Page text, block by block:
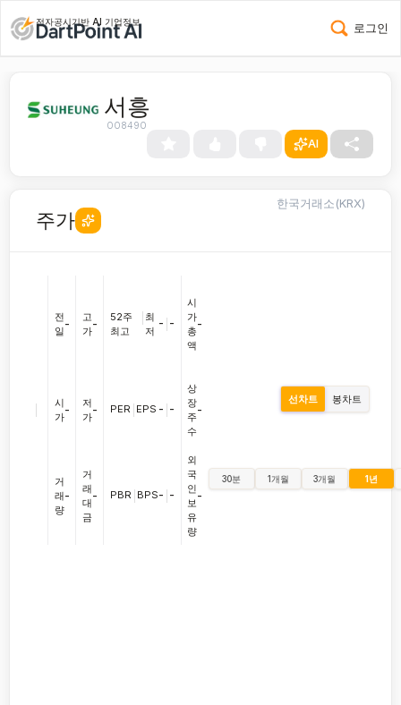
전자공시기반 AI 기업정보 로그인
서흥
008490
AI
주가
한국거래소(KRX)
전
일
-
시
가
-
거
래
량
-
고
가
-
저
가
-
거
래
대
금
-
52주
최고
최
저
- -
PER EPS - -
PBR BPS- -
시
가
총
액
-
상
장
주
수
-
외
국
인
보
유
량
-
선차트 봉차트
30분 1개월 3개월 1년